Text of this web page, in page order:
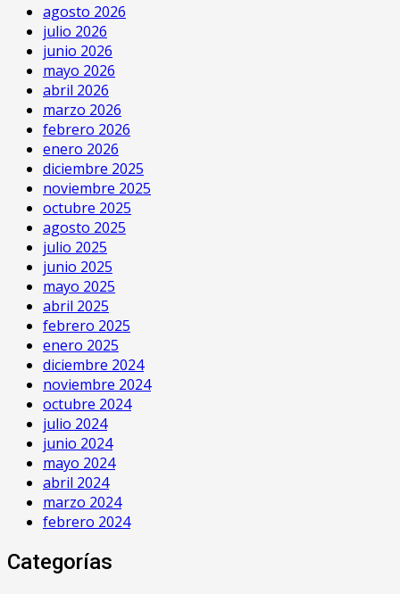
agosto 2026
julio 2026
junio 2026
mayo 2026
abril 2026
marzo 2026
febrero 2026
enero 2026
diciembre 2025
noviembre 2025
octubre 2025
agosto 2025
julio 2025
junio 2025
mayo 2025
abril 2025
febrero 2025
enero 2025
diciembre 2024
noviembre 2024
octubre 2024
julio 2024
junio 2024
mayo 2024
abril 2024
marzo 2024
febrero 2024
Categorías